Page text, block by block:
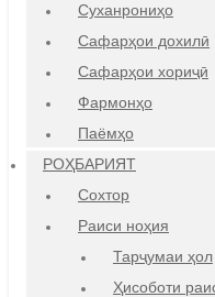
Суханрониҳо
Сафарҳои дохилӣ
Сафарҳои хориҷӣ
Фармонҳо
Паёмҳо
РОҲБАРИЯТ
Сохтор
Раиси ноҳия
Тарҷумаи ҳол
Ҳисоботи